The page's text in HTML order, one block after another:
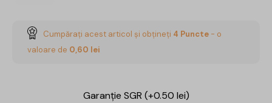
Cumpărați acest articol și obțineți 4 Puncte - o
valoare de 0,60 lei
Garanție SGR (+0.50 lei)